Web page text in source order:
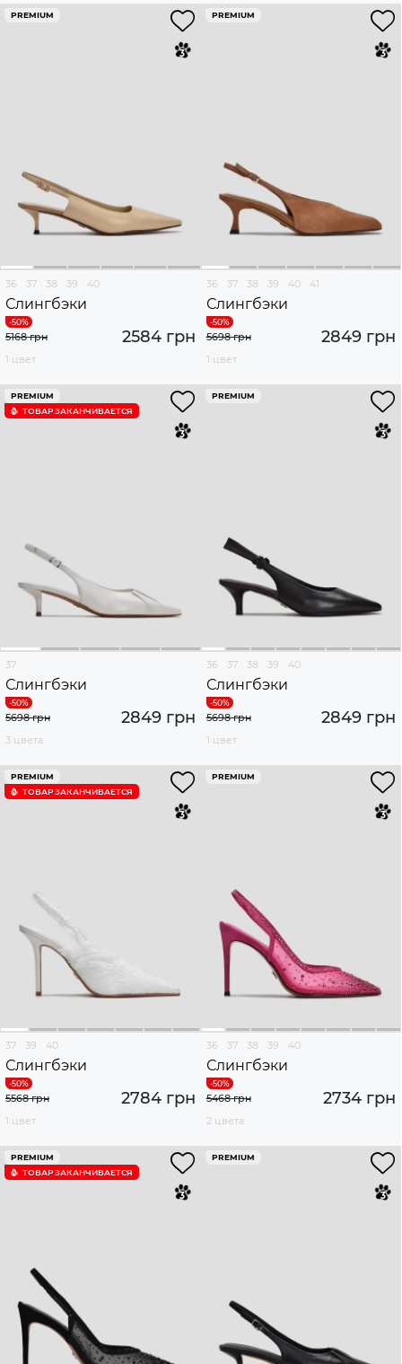
PREMIUM
36 37 38 39 40
Слингбэки
2584 грн
5168 грн
1 цвет
PREMIUM
36 37 38 39 40 41
Слингбэки
2849 грн
5698 грн
1 цвет
PREMIUM
ТОВАР ЗАКАНЧИВАЕТСЯ
37
Слингбэки
2849 грн
5698 грн
3 цвета
PREMIUM
36 37 38 39 40
Слингбэки
2849 грн
5698 грн
1 цвет
PREMIUM
ТОВАР ЗАКАНЧИВАЕТСЯ
37 39 40
Слингбэки
2784 грн
5568 грн
1 цвет
PREMIUM
36 37 38 39 40
Слингбэки
2734 грн
5468 грн
2 цвета
PREMIUM
ТОВАР ЗАКАНЧИВАЕТСЯ
PREMIUM